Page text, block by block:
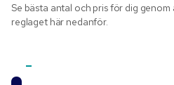
Se bästa antal och pris för dig
reglaget här nedanför.